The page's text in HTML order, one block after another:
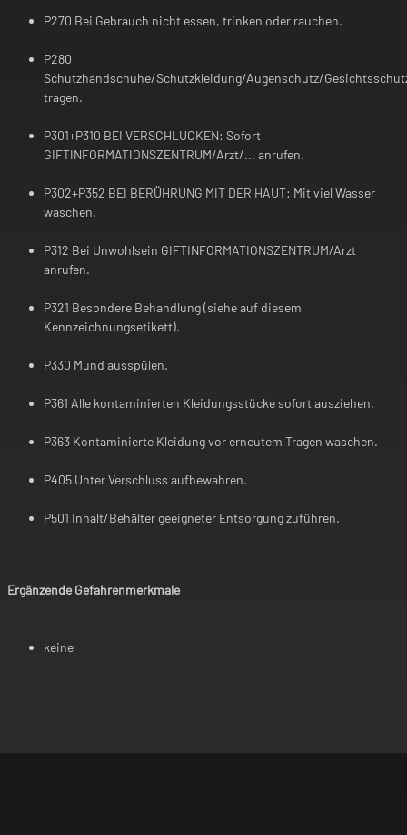
P270 Bei Gebrauch nicht essen, trinken oder rauchen.
P280
Schutzhandschuhe/Schutzkleidung/Augenschutz/
tragen.
P301+P310 BEI VERSCHLUCKEN: Sofort
GIFTINFORMATIONSZENTRUM/Arzt/... anrufen.
P302+P352 BEI BERÜHRUNG MIT DER HAUT: Mit viel Wasser
waschen.
P312 Bei Unwohlsein GIFTINFORMATIONSZENTRUM/Arzt
anrufen.
P321 Besondere Behandlung (siehe auf diesem
Kennzeichnungsetikett).
P330 Mund ausspülen.
P361 Alle kontaminierten Kleidungsstücke sofort ausziehen.
P363 Kontaminierte Kleidung vor erneutem Tragen waschen.
P405 Unter Verschluss aufbewahren.
P501 Inhalt/Behälter geeigneter Entsorgung zuführen.
Ergänzende Gefahrenmerkmale
keine